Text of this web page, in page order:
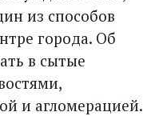
из способов
города. Об
в сытые
и агломерацией.